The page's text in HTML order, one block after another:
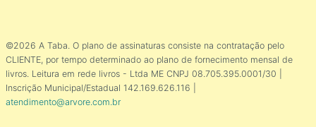
©2026 A Taba. O plano de assinaturas consiste na contratação pelo
CLIENTE, por tempo determinado ao plano de fornecimento mensal de
livros. Leitura em rede livros - Ltda ME CNPJ 08.705.395.0001/30 |
Inscrição Municipal/Estadual 142.169.626.116 |
atendimento@arvore.com.br